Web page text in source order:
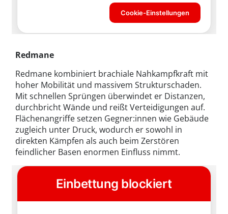
Redmane
Redmane kombiniert brachiale Nahkampfkraft mit
hoher Mobilität und massivem Strukturschaden.
Mit schnellen Sprüngen überwindet er Distanzen,
durchbricht Wände und reißt Verteidigungen auf.
Flächenangriffe setzen Gegner:innen wie Gebäude
zugleich unter Druck, wodurch er sowohl in
direkten Kämpfen als auch beim Zerstören
feindlicher Basen enormen Einfluss nimmt.